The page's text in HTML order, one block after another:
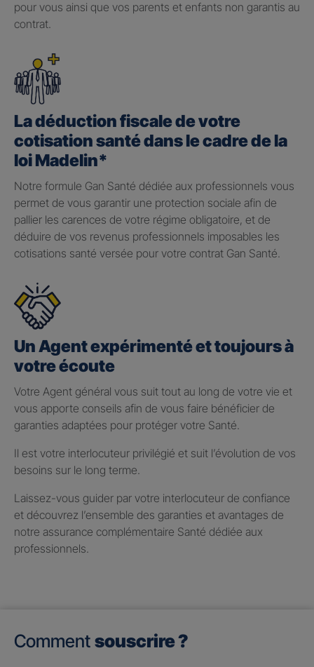
pour vous ainsi que vos parents et enfants non garantis au
contrat.
La déduction fiscale de votre
cotisation santé dans le cadre de la
loi Madelin*
Notre formule Gan Santé dédiée aux professionnels vous
permet de vous garantir une protection sociale afin de
pallier les carences de votre régime obligatoire, et de
déduire de vos revenus professionnels imposables les
cotisations santé versée pour votre contrat Gan Santé.
Un Agent expérimenté et toujours à
votre écoute
Votre Agent général vous suit tout au long de votre vie et
vous apporte conseils afin de vous faire bénéficier de
garanties adaptées pour protéger votre Santé.
Il est votre interlocuteur privilégié et suit l’évolution de vos
besoins sur le long terme.
Laissez-vous guider par votre interlocuteur de confiance
et découvrez l’ensemble des garanties et avantages de
notre assurance complémentaire Santé dédiée aux
professionnels.
Comment souscrire ?